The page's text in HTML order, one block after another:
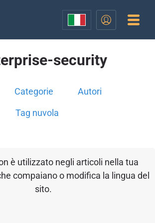
security
Categorie Autori
Tag nuvola